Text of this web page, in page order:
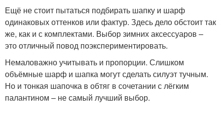
Ещё не стоит пытаться подбирать шапку и шарф
одинаковых оттенков или фактур. Здесь дело обстоит так
же, как и с комплектами. Выбор зимних аксессуаров –
это отличный повод поэкспериментировать.
Немаловажно учитывать и пропорции. Слишком
объёмные шарф и шапка могут сделать силуэт тучным.
Но и тонкая шапочка в обтяг в сочетании с лёгким
палантином – не самый лучший выбор.